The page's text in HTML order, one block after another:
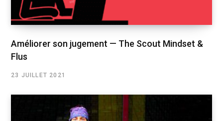
Améliorer son jugement — The Scout Mindset &
Flus
23 JUILLET 2021